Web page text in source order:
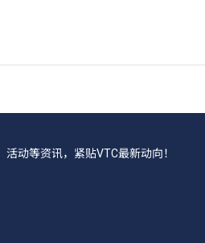
动等资讯，紧贴VTC最新动向！